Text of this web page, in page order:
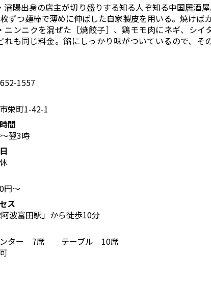
瀋陽出身の店主が切り盛りする知る人ぞ知る中国居酒
ずつ麺棒で薄めに伸ばした自家製皮を用いる。焼けば
ニンニクを混ぜた［焼餃子］、鶏モモ肉にネギ、シ
れも同じ料金。餡にしっかり味がついているので、
1557
栄町1-42-1
間
翌3時
円～
ス
阿波富田駅」から徒歩10分
ンター 7席 テーブル 10席